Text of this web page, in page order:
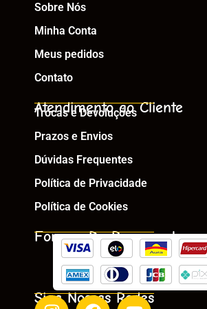
Sobre Nós
Minha Conta
Meus pedidos
Contato
Atendimento ao Cliente
Trocas e Devoluções
Prazos e Envios
Dúvidas Frequentes
Política de Privacidade
Política de Cookies
Formas De Pagamento
Siga Nossas Redes